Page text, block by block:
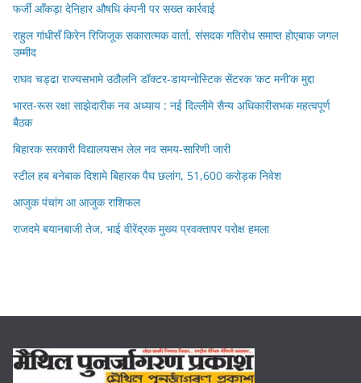
फर्जी आँकड़ा देनिहार औषधि कंपनी पर सख्त कार्रवाई
राहुल गांधीसँ किरेन रिजिजूक सकारात्मक वार्ता, संसदक गतिरोध समाप्त होएबाक जगल
उम्मीद
राघव चड्ढा राज्यसभामे उठौलनि डॉक्टर-डायग्नोस्टिक सेंटरक ‘कट मनी’क मुद्दा
भारत-रूस रक्षा साझेदारीक नव अध्याय : नई दिल्लीमे सैन्य अधिकारीसभक महत्वपूर्ण
बैठक
बिहारक सरकारी विद्यालयसभ लेल नव समय-सारिणी जारी
स्टील हब बनेबाक दिशामे बिहारक पैघ छलांग, 51,600 करोड़क निवेश
आजुक पंचांग आ आजुक राशिफल
राजदमे बयानबाजी तेज, भाई वीरेंद्रक मुख्य प्रवक्तापर परोक्ष हमला